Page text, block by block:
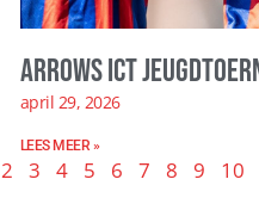
Arrows ICT
april 29, 2026
LEES MEER »
2 3 4 5 6 7 8 9 10